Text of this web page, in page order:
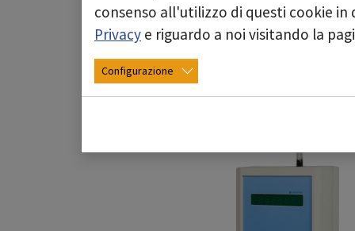
Contatore particelle
consenso all'utilizzo di questi cookie
Privacy e riguardo a noi visitando la
Configurazione